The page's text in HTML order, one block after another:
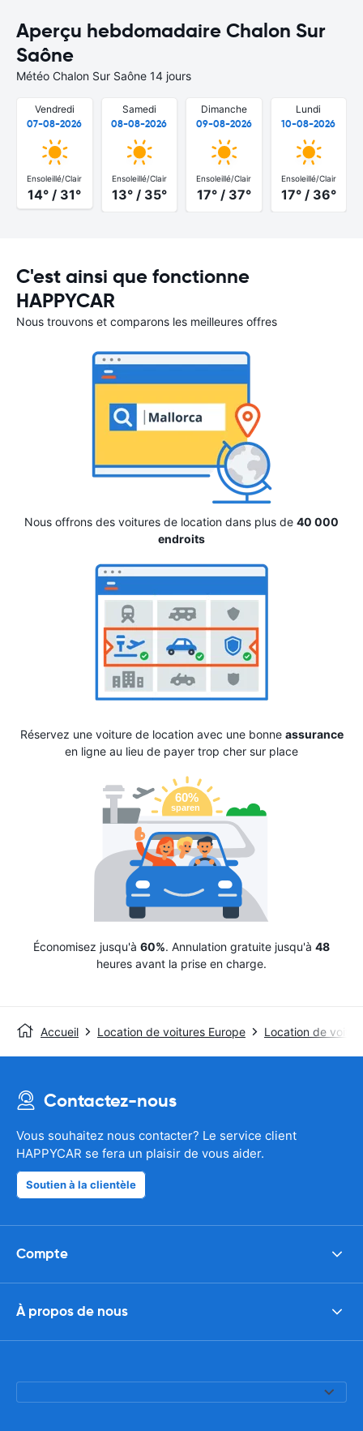
Aperçu hebdomadaire Chalon Sur
Saône
Météo Chalon Sur Saône 14 jours
Vendredi
07-08-2026
Ensoleillé/Clair
14° / 31°
Samedi
08-08-2026
Ensoleillé/Clair
13° / 35°
Dimanche
09-08-2026
Ensoleillé/Clair
17° / 37°
Lundi
10-08-2026
Ensoleillé/Clair
17° / 36°
C'est ainsi que fonctionne
HAPPYCAR
Nous trouvons et comparons les meilleures offres
Nous offrons des voitures de location dans plus de 40 000
endroits
Réservez une voiture de location avec une bonne assurance
en ligne au lieu de payer trop cher sur place
Économisez jusqu'à 60%. Annulation gratuite jusqu'à 48
heures avant la prise en charge.
Accueil Location de voitures Europe Location de
Contactez-nous
Vous souhaitez nous contacter? Le service client
HAPPYCAR se fera un plaisir de vous aider.
Soutien à la clientèle
Compte
À propos de nous